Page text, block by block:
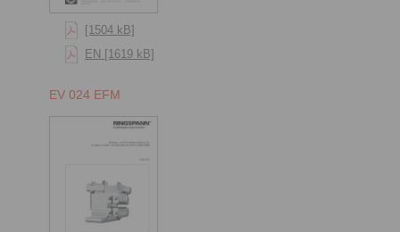
[1504 kB]
EN [1619 kB]
EV 024 EFM